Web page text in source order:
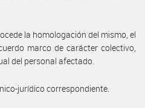
la homologación del mismo, el
marco de carácter colectivo,
del personal afectado.
jurídico correspondiente.